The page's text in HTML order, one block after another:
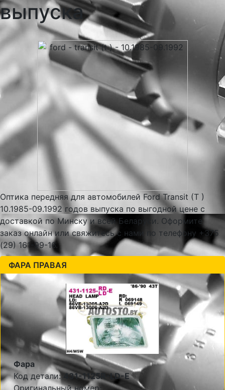
выпуска
Оптика передняя для автомобилей Ford Transit (T )
10.1985-09.1992 годов выпуска по выгодной цене с
доставкой по Минску и всей Беларуси. Оформите
заказ онлайн или свяжитесь с нами по телефону +375
(29) 161-99-16.
ФАРА ПРАВАЯ
Фара
Код детали: 431-1125R-LD-E
Оригинальный номер: